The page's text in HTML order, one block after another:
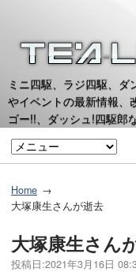
ミニ四駆、ラジ四駆、
やイベントの最新情報、
ゴー!!、ダッシュ!四駆郎
Home
大塚康生さんが逝去
大塚康生さん
投稿日:2021年3月16日